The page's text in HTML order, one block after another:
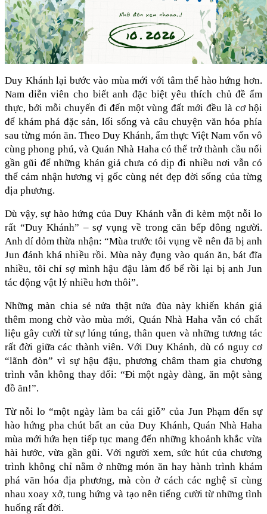
Duy Khánh lại bước vào mùa mới với tâm thế hào hứng hơn.
Nam diễn viên cho biết anh đặc biệt yêu thích chủ đề ẩm
thực, bởi mỗi chuyến đi đến một vùng đất mới đều là cơ hội
để khám phá đặc sản, lối sống và câu chuyện văn hóa phía
sau từng món ăn. Theo Duy Khánh, ẩm thực Việt Nam vốn vô
cùng phong phú, và Quán Nhà Haha có thể trở thành cầu nối
gần gũi để những khán giả chưa có dịp đi nhiều nơi vẫn có
thể cảm nhận hương vị gốc cùng nét đẹp đời sống của từng
địa phương.
Dù vậy, sự hào hứng của Duy Khánh vẫn đi kèm một nỗi lo
rất “Duy Khánh” – sợ vụng về trong căn bếp đông người.
Anh dí dỏm thừa nhận: “Mùa trước tôi vụng về nên đã bị anh
Jun đánh khá nhiều rồi. Mùa này đụng vào quán ăn, bát đĩa
nhiều, tôi chỉ sợ mình hậu đậu làm đổ bể rồi lại bị anh Jun
tác động vật lý nhiều hơn thôi”.
Những màn chia sẻ nửa thật nửa đùa này khiến khán giả
thêm mong chờ vào mùa mới, Quán Nhà Haha vẫn có chất
liệu gây cười từ sự lúng túng, thân quen và những tương tác
rất đời giữa các thành viên. Với Duy Khánh, dù có nguy cơ
“lãnh đòn” vì sự hậu đậu, phương châm tham gia chương
trình vẫn không thay đổi: “Đi một ngày đàng, ăn một sàng
đồ ăn!”.
Từ nỗi lo “một ngày làm ba cái giỗ” của Jun Phạm đến sự
hào hứng pha chút bất an của Duy Khánh, Quán Nhà Haha
mùa mới hứa hẹn tiếp tục mang đến những khoảnh khắc vừa
hài hước, vừa gần gũi. Với người xem, sức hút của chương
trình không chỉ nằm ở những món ăn hay hành trình khám
phá văn hóa địa phương, mà còn ở cách các nghệ sĩ cùng
nhau xoay xở, tung hứng và tạo nên tiếng cười từ những tình
huống rất đời.